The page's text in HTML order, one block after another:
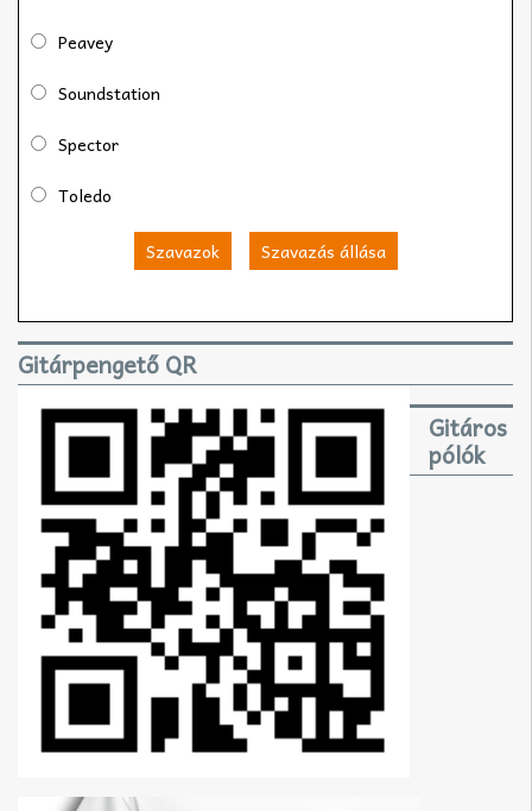
Peavey
Soundstation
Spector
Toledo
Szavazok Szavazás állása
Gitárpengető QR
Gitáros
pólók